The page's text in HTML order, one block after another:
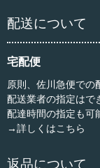
配送について
宅配便
原則、佐川急便での
配送業者の指定はで
配達時間の指定も可
→詳しくはこちら
返品について